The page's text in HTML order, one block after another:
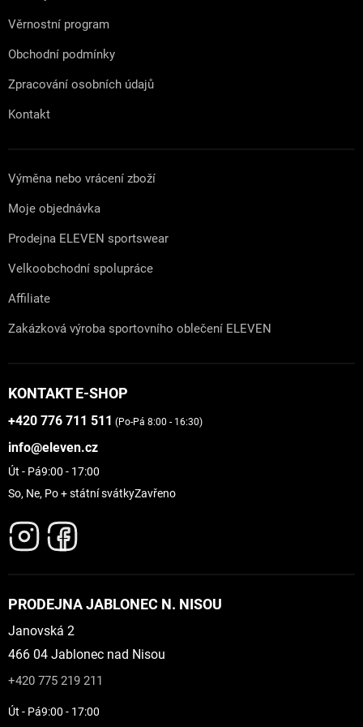
Věrnostní program
Obchodní podmínky
Zpracování osobních údajů
Kontakt
Výměna nebo vrácení zboží
Moje objednávka
Prodejna ELEVEN sportswear
Velkoobchodní spolupráce
Affiliate
Zakázková výroba sportovního oblečení ELEVEN
KONTAKT E-SHOP
+420 776 711 511 (Po-Pá 8:00 - 16:30)
info@eleven.cz
Út - Pá9:00 - 17:00
So, Ne, Po + státní svátkyZavřeno
PRODEJNA JABLONEC N. NISOU
Janovská 2
466 04 Jablonec nad Nisou
+420 775 219 211
Út - Pá9:00 - 17:00